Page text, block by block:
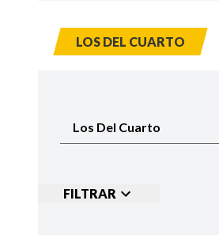
LOS DEL CUARTO
FILTRAR